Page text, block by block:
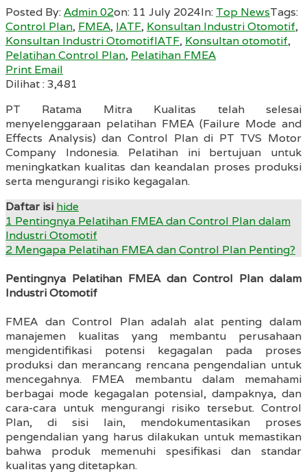
Posted By:Admin 02on: 11 July 2024In: Top NewsTags:
Control Plan, FMEA, IATF, Konsultan Industri Otomotif,
Konsultan Industri OtomotifIATF, Konsultan otomotif,
Pelatihan Control Plan, Pelatihan FMEA
Print Email
Dilihat :3,481
PT Ratama Mitra Kualitas telah selesai
menyelenggaraan pelatihan FMEA (Failure Mode and
Effects Analysis) dan Control Plan di PT TVS Motor
Company Indonesia. Pelatihan ini bertujuan untuk
meningkatkan kualitas dan keandalan proses produksi
serta mengurangi risiko kegagalan.
Daftar isi hide
1 Pentingnya Pelatihan FMEA dan Control Plan dalam
Industri Otomotif
2 Mengapa Pelatihan FMEA dan Control Plan Penting?
Pentingnya Pelatihan FMEA dan Control Plan dalam
Industri Otomotif
FMEA dan Control Plan adalah alat penting dalam
manajemen kualitas yang membantu perusahaan
mengidentifikasi potensi kegagalan pada proses
produksi dan merancang rencana pengendalian untuk
mencegahnya. FMEA membantu dalam memahami
berbagai mode kegagalan potensial, dampaknya, dan
cara-cara untuk mengurangi risiko tersebut. Control
Plan, di sisi lain, mendokumentasikan proses
pengendalian yang harus dilakukan untuk memastikan
bahwa produk memenuhi spesifikasi dan standar
kualitas yang ditetapkan.